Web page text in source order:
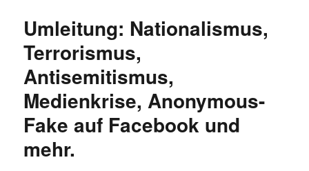
Umleitung: Nationalismus,
Terrorismus,
Antisemitismus,
Medienkrise, Anonymous-
Fake auf Facebook und
mehr.